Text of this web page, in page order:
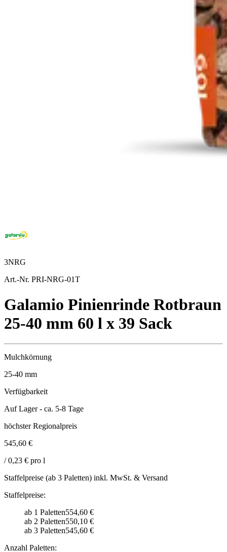
3NRG
Art.-Nr. PRI-NRG-01T
Galamio Pinienrinde Rotbraun
25-40 mm 60 l x 39 Sack
Mulchkörnung
25-40 mm
Verfügbarkeit
Auf Lager - ca. 5-8 Tage
höchster Regionalpreis
545,60 €
/ 0,23 € pro l
Staffelpreise (ab 3 Paletten) inkl. MwSt. & Versand
Staffelpreise:
ab 1 Paletten554,60 €
ab 2 Paletten550,10 €
ab 3 Paletten545,60 €
Anzahl Paletten: